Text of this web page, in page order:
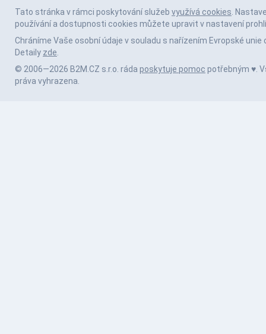
Tato stránka v rámci poskytování služeb využívá cookies.
používání a dostupnosti cookies můžete upravit v nastavení
Chráníme Vaše osobní údaje v souladu s nařízením Evropské unie
Detaily zde.
© 2006—2026 B2M.CZ s.r.o. ráda poskytuje pomoc potřebným ♥️.
práva vyhrazena.